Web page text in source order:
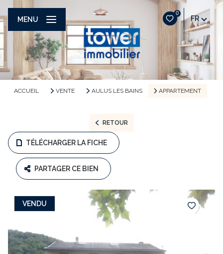
0
FR
MENU
ACCUEIL VENTE AULUS LES BAINS APPARTEMENT
RETOUR
TÉLÉCHARGER LA FICHE
PARTAGER CE BIEN
VENDU